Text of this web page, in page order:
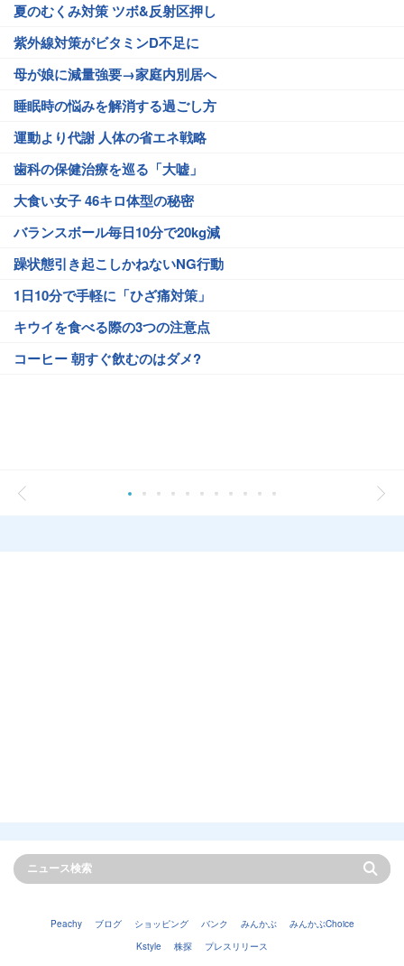
夏のむくみ対策 ツボ&反射区押し
紫外線対策がビタミンD不足に
母が娘に減量強要→家庭内別居へ
睡眠時の悩みを解消する過ごし方
運動より代謝 人体の省エネ戦略
歯科の保健治療を巡る「大嘘」
大食い女子 46キロ体型の秘密
バランスボール毎日10分で20kg減
躁状態引き起こしかねないNG行動
1日10分で手軽に「ひざ痛対策」
キウイを食べる際の3つの注意点
コーヒー 朝すぐ飲むのはダメ?
Peachy ブログ ショッピング バンク みんかぶ
みんかぶChoice
Kstyle
株探 プレスリリース